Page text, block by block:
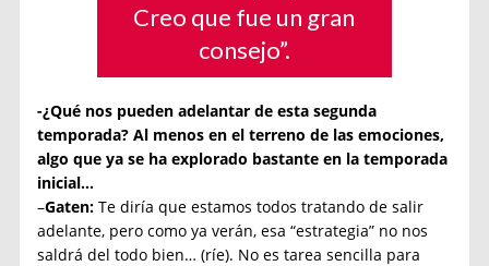
Creo que fue un gran
consejo”.
-¿Qué nos pueden adelantar de esta segunda
temporada? Al menos en el terreno de las emociones,
algo que ya se ha explorado bastante en la temporada
inicial…
–Gaten: Te diría que estamos todos tratando de salir
adelante, pero como ya verán, esa “estrategia” no nos
saldrá del todo bien… (ríe). No es tarea sencilla para